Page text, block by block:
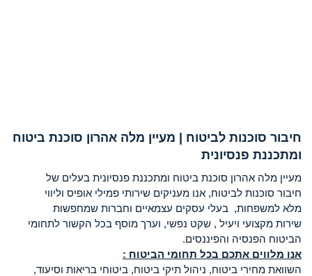
חיבור סוכנות לביטוח | מעיין מלה אהרון סוכנת ביטוח
ומתכננת פנסיונית
מעיין מלה אהרון סוכנת ביטוח ומתכננת פנסיונית בעלים של
חיבור סוכנות לביטוח, אנו מעניקים שירותי פמילי אופיס וליווי
מלא למשפחות, בעלי עסקים עצמאיים וחברות שמחפשות
שירות מקצועי ויעיל , שקט נפשי, וערך מוסף בכל הקשור לתחומי
הביטוח הפנסיה והפיננסים.
אנו מלווים אתכם בכל תחומי הביטוח :
השוואת מחירי ביטוח, ניהול תיקי ביטוח, ביטוחי בריאות וסיעוד,